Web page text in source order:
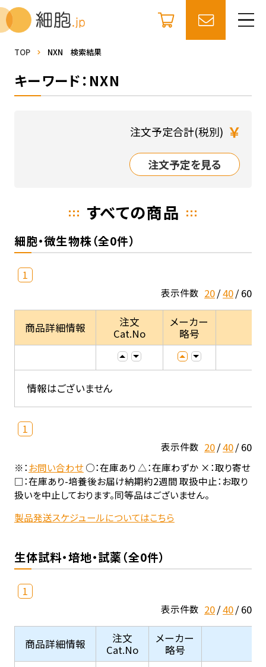
TOP NXN 検索結果
キーワード：NXN
注文予定合計(税別) ￥
注文予定を見る
すべての商品
細胞・微生物株（全0件）
1
表示件数 20 40 60
商品詳細情報
注文
Cat.No
メーカー
略号
情報はございません
1
表示件数 20 40 60
※：お問い合わせ○：在庫あり △：在庫わずか ×：取り寄せ
□：在庫あり-培養後お届け納期約2週間 取扱中止：お取り
扱いを中止しております。同等品はございません。
製品発送スケジュールについてはこちら
生体試料・培地・試薬（全0件）
1
表示件数 20 40 60
商品詳細情報
注文
Cat.No
メーカー
略号